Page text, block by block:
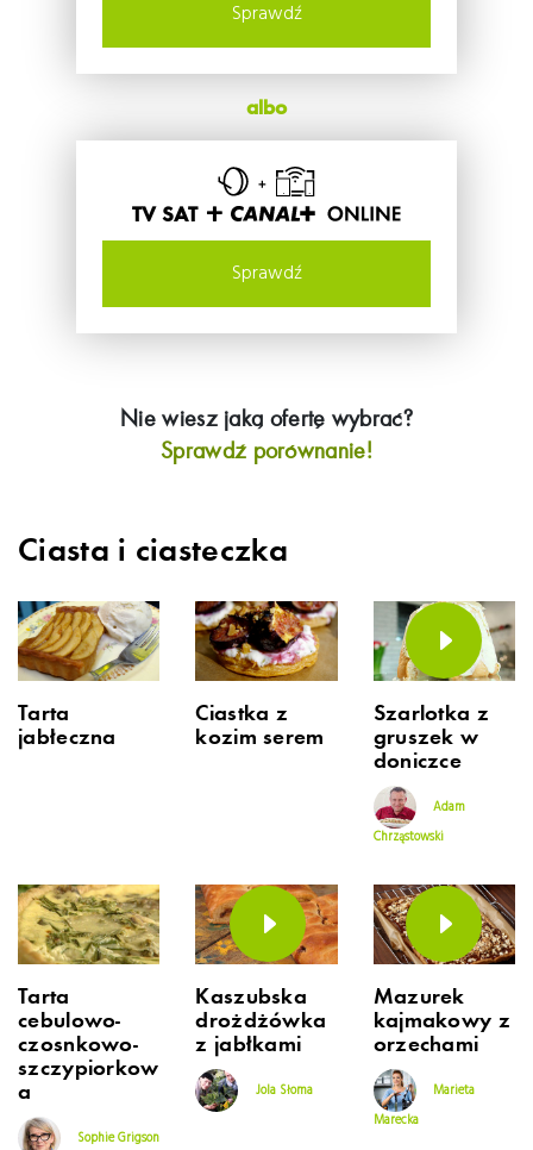
Sprawdź
albo
TV SAT +
Sprawdź
Nie wiesz jaką ofertę wybrać?
Sprawdź porównanie!
Ciasta i ciasteczka
Tarta
jabłeczna
Ciastka z
kozim serem
Szarlotka z
gruszek w
doniczce
Adam
Chrząstowski
Tarta
cebulowo-
czosnkowo-
szczypiorkow
a
Sophie Grigson
Kaszubska
drożdżówka
z jabłkami
Jola Słoma
Mazurek
kajmakowy z
orzechami
Marieta
Marecka